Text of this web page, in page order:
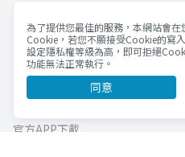
網站條款
購物常見問題
集團隱私權政策
Cookie政策
官方APP下載
為了提供您最佳的服務，本網站會
Cookie，若您不願接受Cookie的寫
設定隱私權等級為高，即可拒絕
功能無法正常執行。
同意